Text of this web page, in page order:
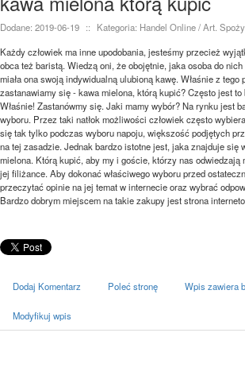
Dodane: 2019-06-19 ::
Kategoria: Handel Online / Art.
Każdy człowiek ma inne upodobania, jesteśmy przecież
obca też baristą. Wiedzą oni, że obojętnie, jaka osoba do
miała ona swoją indywidualną ulubioną kawę. Właśnie z tego
zastanawiamy się - kawa mielona, którą kupić? Często jest to
Właśnie! Zastanówmy się. Jaki mamy wybór? Na rynku jest
wyboru. Przez taki natłok możliwości człowiek często
się tak tylko podczas wyboru napoju, większość podjętych
na tej zasadzie. Jednak bardzo istotne jest, jaka znajduje się
mielona. Którą kupić, aby my i goście, którzy nas
jej filiżance. Aby dokonać właściwego wyboru przed
przeczytać opinie na jej temat w internecie oraz wybrać
Bardzo dobrym miejscem na takie zakupy jest strona
Dodaj Komentarz Poleć stronę Wpis zawiera
Modyfikuj wpis